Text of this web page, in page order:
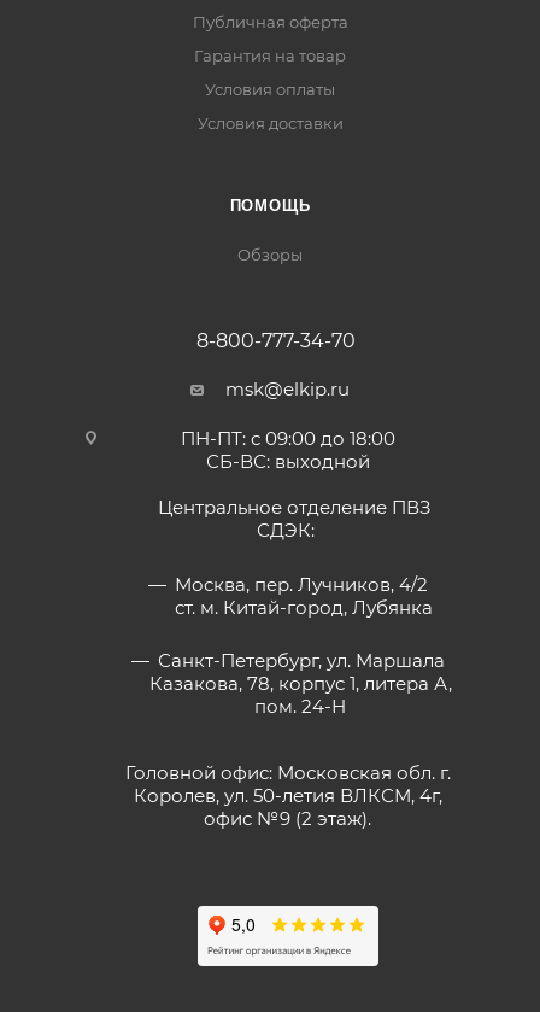
Публичная оферта
Гарантия на товар
Условия оплаты
Условия доставки
ПОМОЩЬ
Обзоры
8-800-777-34-70
msk@elkip.ru
ПН-ПТ: с 09:00 до 18:00
СБ-ВС: выходной
Центральное отделение ПВЗ
СДЭК:
Москва, пер. Лучников, 4/2
ст. м. Китай-город, Лубянка
Санкт-Петербург, ул. Маршала
Казакова, 78, корпус 1, литера А,
пом. 24-Н
Головной офис: Московская обл. г.
Королев, ул. 50-летия ВЛКСМ, 4г,
офис №9 (2 этаж).